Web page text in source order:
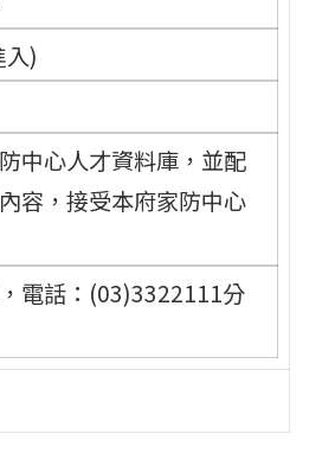
)
中心人才資料庫，並配
容，接受本府家防中心
電話：(03)3322111分